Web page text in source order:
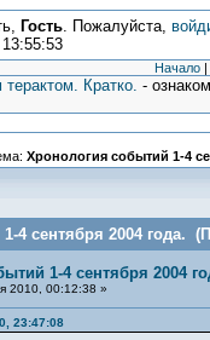
Гость. Пожалуйста,
Начало |
Кратко. -
Хронология событий 1-4
4 сентября 2004 года.
1-4 сентября 2004
2010, 00:12:38 »
23:47:08